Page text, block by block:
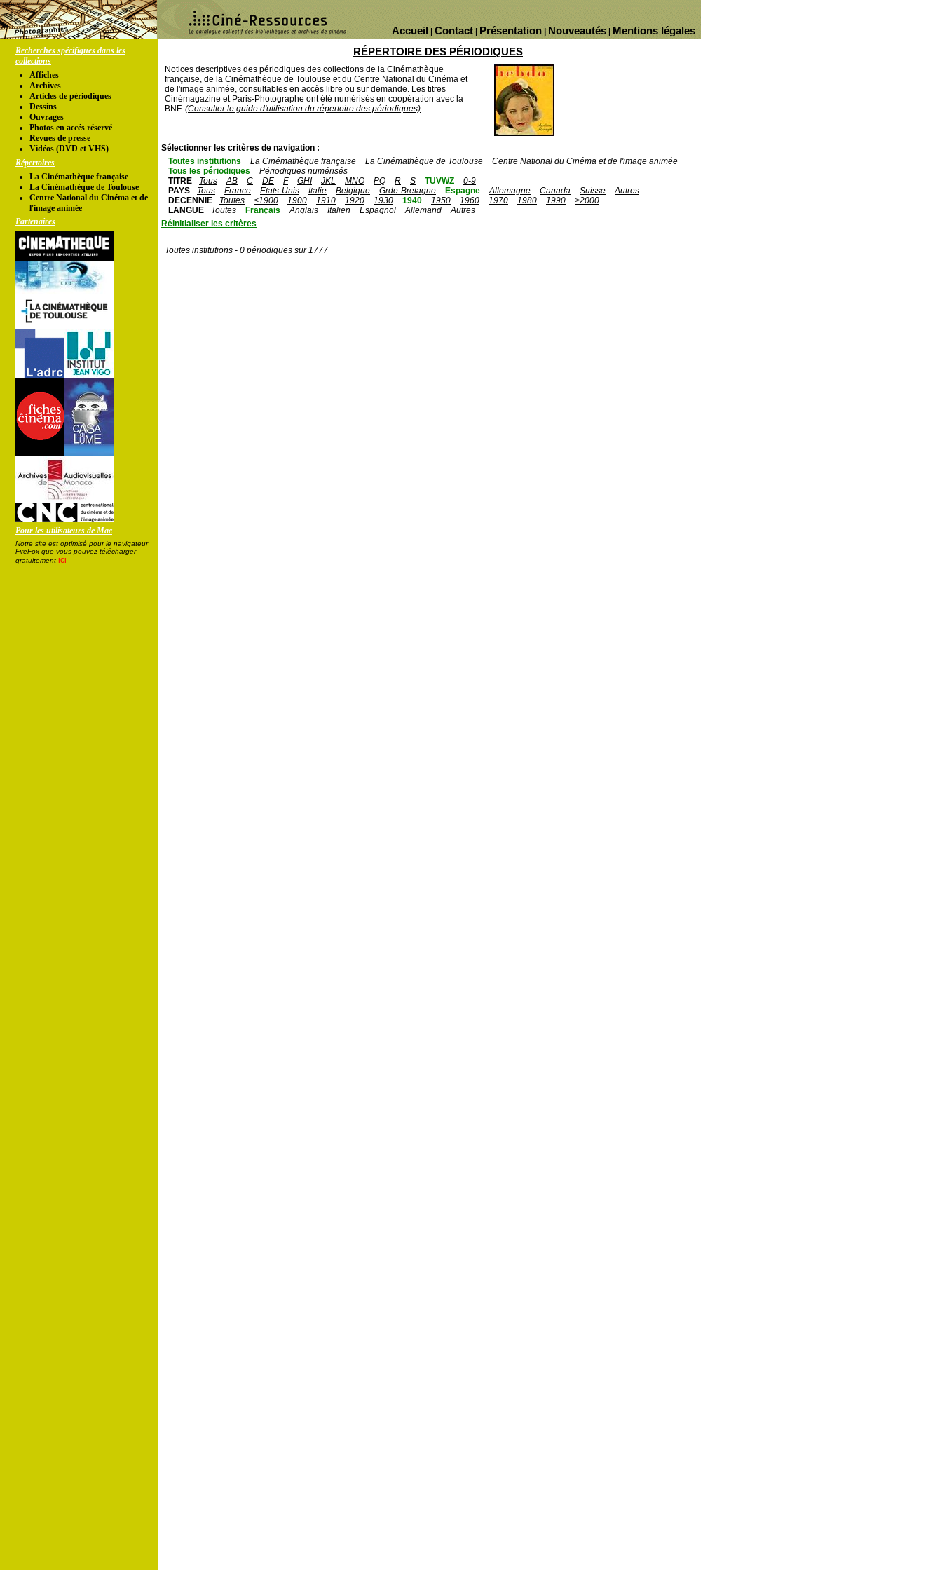
Mentions légales
Nouveautés
Présentation
Contact
Accueil
Recherches spécifiques dans les
collections
Affiches
Archives
Articles de périodiques
Dessins
Ouvrages
Photos en accés réservé
Revues de presse
Vidéos (DVD et VHS)
Répertoires
La Cinémathèque française
La Cinémathèque de Toulouse
Centre National du Cinéma et de
l'image animée
Partenaires
Pour les utilisateurs de Mac
Notre site est optimisé pour le navigateur
FireFox que vous pouvez télécharger
gratuitement ici
RÉPERTOIRE DES PÉRIODIQUES
Notices descriptives des périodiques des collections de la Cinémathèque
française, de la Cinémathèque de Toulouse et du Centre National du Cinéma et
de l'image animée, consultables en accès libre ou sur demande. Les titres
Cinémagazine et Paris-Photographe ont été numérisés en coopération avec la
BNF. (Consulter le guide d'utilisation du répertoire des périodiques)
Sélectionner les critères de navigation :
Toutes institutions
La Cinémathèque française La Cinémathèque de Toulouse
Centre National du Cinéma et de l'image animée
Tous les périodiques
Périodiques numérisés
TITRE
Tous AB C DE F GHI JKL MNO PQ R S TUVWZ
0-9
PAYS
Tous France Etats-Unis Italie Belgique Grde-Bretagne Espagne Allemagne Canada Suisse
Autres
DECENNIE
Toutes <1900 1900 1910 1920 1930 1940 1950 1960 1970 1980 1990
>2000
LANGUE
Toutes Français Anglais Italien Espagnol Allemand
Autres
Réinitialiser les critères
Toutes institutions - 0 périodiques sur 1777